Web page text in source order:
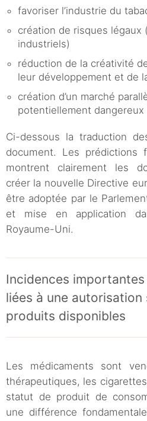
favoriser l’industrie du
création de risques légaux
industriels)
réduction de la créativité
leur développement et de
création d’un marché
potentiellement
Ci-dessous la traduction
document. Les prédictions
montrent clairement les
créer la nouvelle Directive
être adoptée par le
et mise en application
Royaume-Uni.
Incidences
liées à une autorisation
produits disponibles
Les médicaments sont
thérapeutiques, les
statut de produit de
une différence